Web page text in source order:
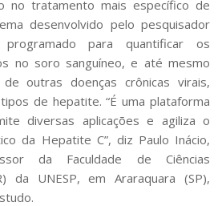
no tratamento mais específico de
desenvolvido pelo pesquisador
para quantificar os
no soro sanguíneo, e até mesmo
outras doenças crônicas virais,
de hepatite. “É uma plataforma
diversas aplicações e agiliza o
da Hepatite C”, diz Paulo Inácio,
da Faculdade de Ciências
da UNESP, em Araraquara (SP),